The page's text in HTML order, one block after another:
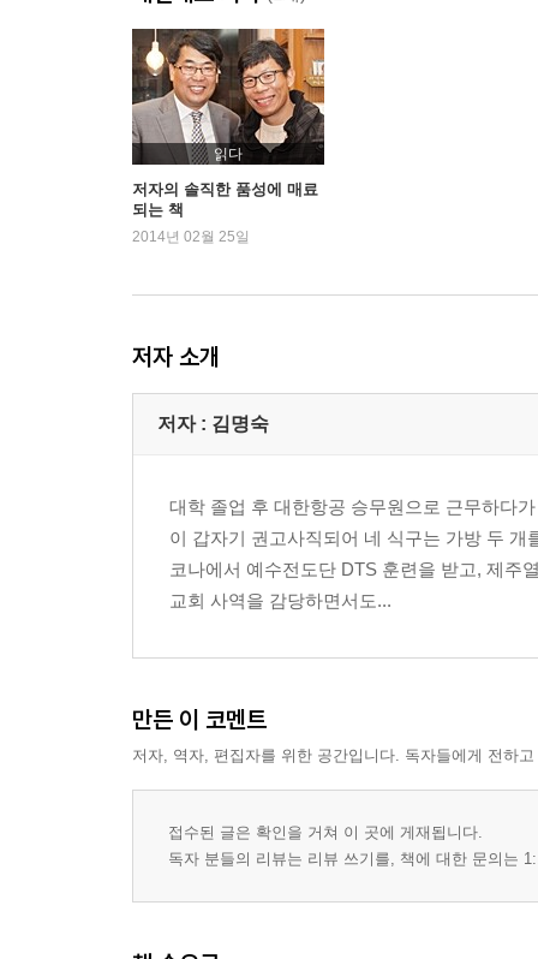
4. 나는 네 편이야
5. 나의 욕구 찾기
6. 부러우면 부럽다고 말해라
7. 욕구 안에 내가 있다
나에게 적용하기
세 번째 돌봄: “내가 보고 있는 것은 무엇인가” _사
1. 사실인가 판단인가
네 번째 돌봄: “나는 누구의 삶을 살고 있나” _경계
1. 네 이웃을 네 자신과 같이 사랑하는 경계선
3. 그건 사랑이었을까
7. 내 이야기하기
8. 나는 왜 이러지?
9. 엄마로서 살아가기
읽다
저자의 솔직한 품성에 매료
되는 책
2014년 02월 25일
저자 소개
저자 : 김명숙
대학 졸업 후 대한항공 승무원으로 근무하다
이 갑자기 권고사직되어 네 식구는 가방 두
코나에서 예수전도단 DTS 훈련을 받고, 제주
교회 사역을 감당하면서도...
만든 이 코멘트
저자, 역자, 편집자를 위한 공간입니다. 독자들에게 전하
접수된 글은 확인을 거쳐 이 곳에 게재됩니다.
독자 분들의 리뷰는 리뷰 쓰기를, 책에 대한 문의는